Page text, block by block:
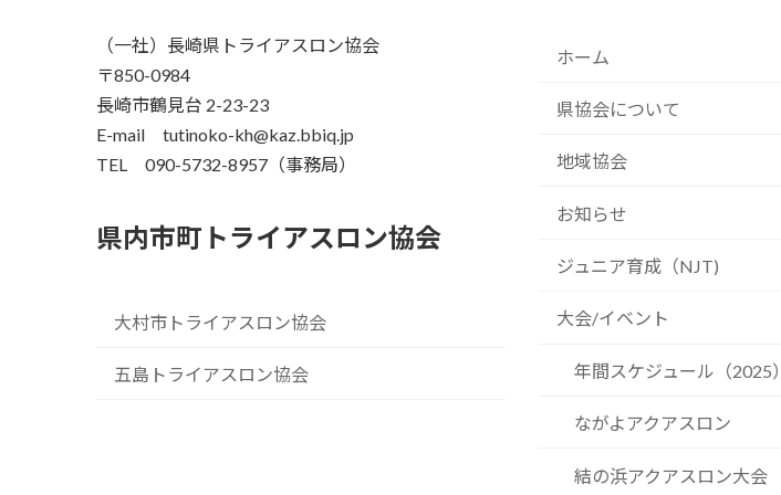
（一社）長崎県トライアスロン協会
〒850-0984
長崎市鶴見台 2-23-23
E-mail tutinoko-kh@kaz.bbiq.jp
TEL 090-5732-8957（事務局）
県内市町トライアスロン協会
大村市トライアスロン協会
五島トライアスロン協会
ホーム
県協会について
地域協会
お知らせ
ジュニア育成（NJT)
大会/イベント
年間スケジュール（2025）
ながよアクアスロン
結の浜アクアスロン大会